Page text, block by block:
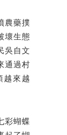
農藥撲
壞生態
吳自文
通過村
越來越
彩蝴蝶